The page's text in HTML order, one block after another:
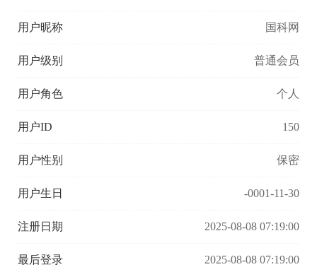
用户昵称 国科网
用户级别 普通会员
用户角色 个人
用户ID 150
用户性别 保密
用户生日 -0001-11-30
注册日期 2025-08-08 07:19:00
最后登录 2025-08-08 07:19:00